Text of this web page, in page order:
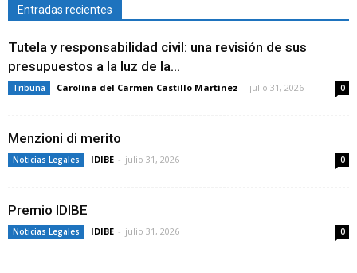
Entradas recientes
Tutela y responsabilidad civil: una revisión de sus
presupuestos a la luz de la...
Tribuna Carolina del Carmen Castillo Martínez - julio 31, 2026 0
Menzioni di merito
Noticias Legales IDIBE - julio 31, 2026 0
Premio IDIBE
Noticias Legales IDIBE - julio 31, 2026 0